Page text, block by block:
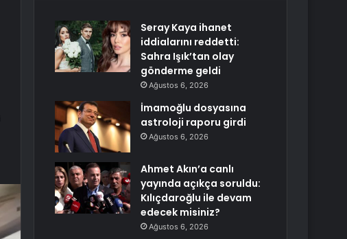
Seray Kaya ihanet
iddialarını reddetti:
Sahra Işık’tan olay
gönderme geldi
Ağustos 6, 2026
İmamoğlu dosyasına
astroloji raporu girdi
Ağustos 6, 2026
Ahmet Akın’a canlı
yayında açıkça soruldu:
Kılıçdaroğlu ile devam
edecek misiniz?
Ağustos 6, 2026